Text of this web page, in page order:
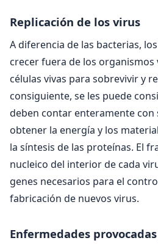
Replicación de los virus
A diferencia de las bacterias,
crecer fuera de los organismos
células vivas para sobrevivir y
consiguiente, se les puede
deben contar enteramente con
obtener la energía y los
la síntesis de las proteínas. El
nucleico del interior de cada
genes necesarios para el
fabricación de nuevos virus.
Enfermedades